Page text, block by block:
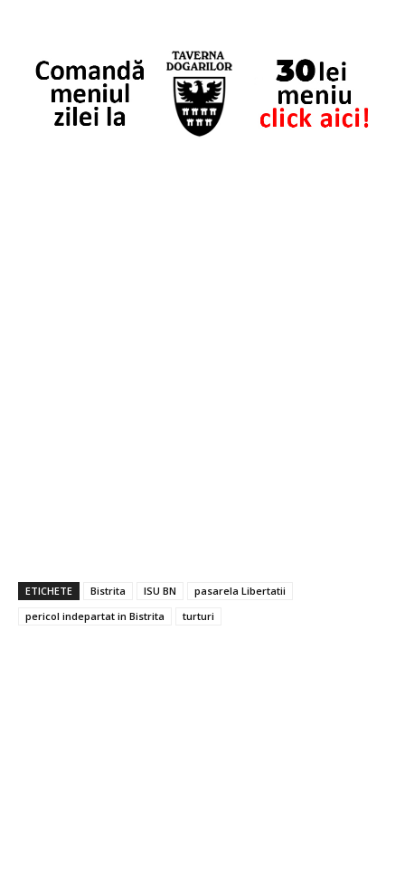
ETICHETE Bistrita ISU BN
pasarela Libertatii
pericol indepartat in Bistrita
turturi